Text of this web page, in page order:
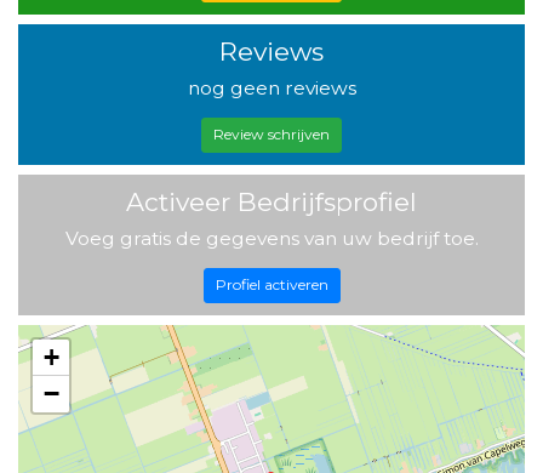
Reviews
nog geen reviews
Review schrijven
Activeer Bedrijfsprofiel
Voeg gratis de gegevens van uw bedrijf toe.
Profiel activeren
+
−